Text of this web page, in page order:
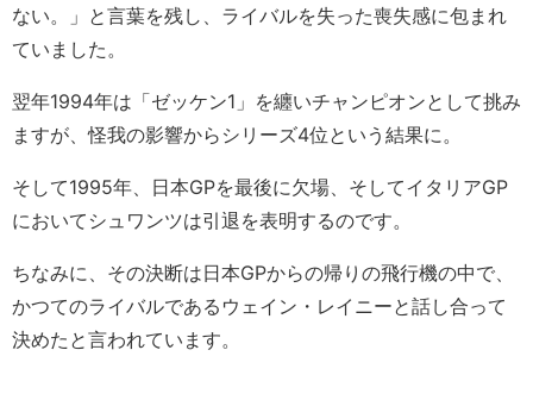
ない。」と言葉を残し、ライバルを失った喪失感に包まれ
ていました。
翌年1994年は「ゼッケン1」を纏いチャンピオンとして挑み
ますが、怪我の影響からシリーズ4位という結果に。
そして1995年、日本GPを最後に欠場、そしてイタリアGP
においてシュワンツは引退を表明するのです。
ちなみに、その決断は日本GPからの帰りの飛行機の中で、
かつてのライバルであるウェイン・レイニーと話し合って
決めたと言われています。